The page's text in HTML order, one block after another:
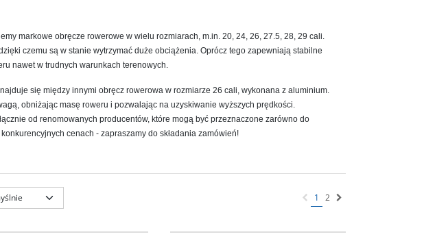
markowe obręcze rowerowe w wielu rozmiarach, m.in. 20, 24, 26, 27.5, 28, 29 cali.
czemu są w stanie wytrzymać duże obciążenia. Oprócz tego zapewniają stabilne
nawet w trudnych warunkach terenowych.
się między innymi obręcz rowerowa w rozmiarze 26 cali, wykonana z aluminium.
obniżając masę roweru i pozwalając na uzyskiwanie wyższych prędkości.
od renomowanych producentów, które mogą być przeznaczone zarówno do
cenach - zapraszamy do składania zamówień!
1 2